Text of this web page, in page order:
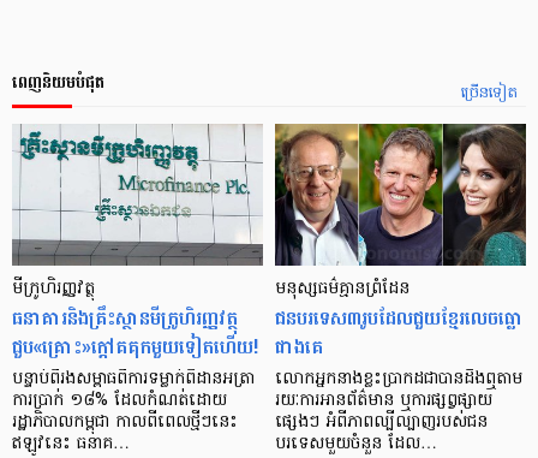
ច្រើនទៀត
ពេញនិយមបំផុត
មីក្រូ​ហិរញ្ញវត្ថុ
ធនាគារ​និង​គ្រឹះស្ថាន​មីក្រូ​ហិរញ្ញវត្ថុ​
ជួប«គ្រោះ»ក្តៅ​គគុក​មួយ​ទៀត​ហើយ!
បន្ទាប់​ពី​រង​សម្ពាធ​​ពី​ការ​ទម្លាក់​ពិដាន​អត្រា​
ការ​ប្រាក់ ១៨​% ដែល​កំណត់​ដោយ​
រដ្ឋាភិបាល​កម្ពុជា កាល​ពី​ពេល​ថ្មីៗ​នេះ
ឥឡូវ​នេះ ធនាគ…
មនុស្ស​ធម៌​គ្មាន​ព្រំដែន
ជន​បរទេស​៣​រូប​ដែល​ជួយ​ខ្មែរ​លេច​ធ្លោ​
ជាង​គេ
លោកអ្នក​នាង​ខ្លះ​ប្រាកដ​ជា​បាន​​ដឹង​ឮ​តាម​
រយៈ​ការ​អាន​ព័ត៌មាន ឬ​ការ​ផ្សព្វផ្សាយ​
ផ្សេងៗ អំពី​ភាព​ល្បីល្បាញ​របស់​ជន​
បរទេស​មួយ​ចំនួន ដែល…